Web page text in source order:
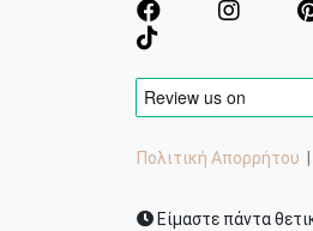
Πολιτική Απορρήτου
Είμαστε πάντα